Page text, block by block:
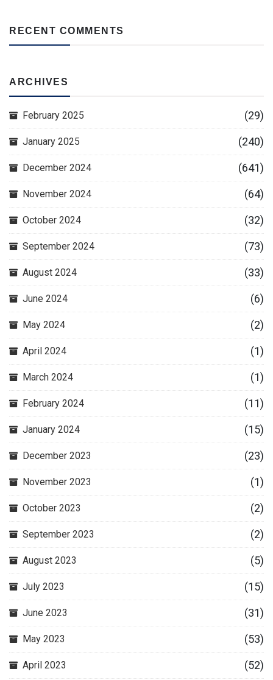
RECENT COMMENTS
ARCHIVES
February 2025 (29)
January 2025 (240)
December 2024 (641)
November 2024 (64)
October 2024 (32)
September 2024 (73)
August 2024 (33)
June 2024 (6)
May 2024 (2)
April 2024 (1)
March 2024 (1)
February 2024 (11)
January 2024 (15)
December 2023 (23)
November 2023 (1)
October 2023 (2)
September 2023 (2)
August 2023 (5)
July 2023 (15)
June 2023 (31)
May 2023 (53)
April 2023 (52)